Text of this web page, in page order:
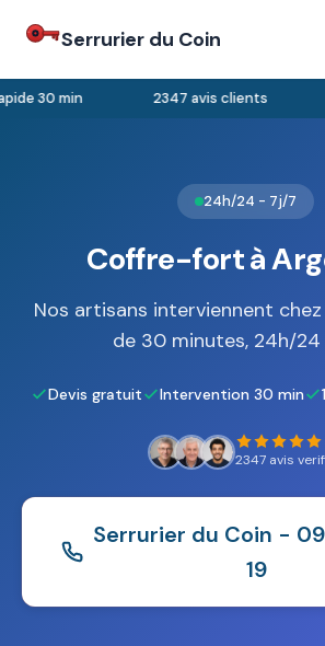
Serrurier du Coin
30 min 2347 avis clients
24h/24 - 7j/7
Coffre-fort à
Nos artisans interviennent
de 30 minutes, 24h/
Devis gratuit Intervention 30 min
2347 avis
Serrurier du Coin -
19